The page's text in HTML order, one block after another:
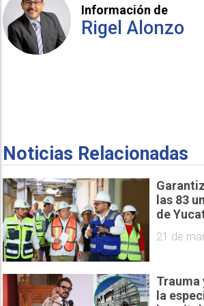
Información de
Rigel Alonzo
Noticias Relacionadas
las 83
de
21 de
Trauma
la